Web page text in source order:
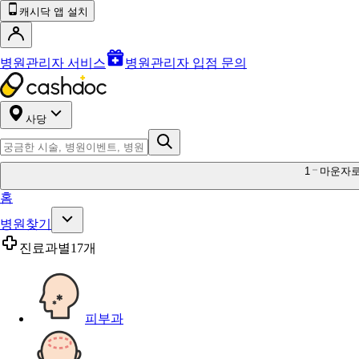
캐시닥 앱 설치
병원관리자 서비스 병원관리자 입점 문의
사당
1 마운자
홈
병원찾기
진료과별17개
피부과